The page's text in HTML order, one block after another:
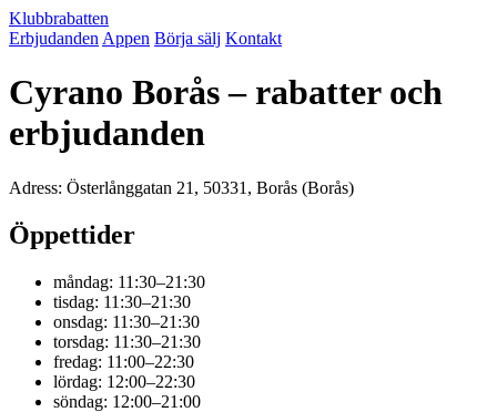
Klubbrabatten
Erbjudanden Appen Börja sälj Kontakt
Cyrano Borås – rabatter och
erbjudanden
Adress: Österlånggatan 21, 50331, Borås (Borås)
Öppettider
måndag: 11:30–21:30
tisdag: 11:30–21:30
onsdag: 11:30–21:30
torsdag: 11:30–21:30
fredag: 11:00–22:30
lördag: 12:00–22:30
söndag: 12:00–21:00